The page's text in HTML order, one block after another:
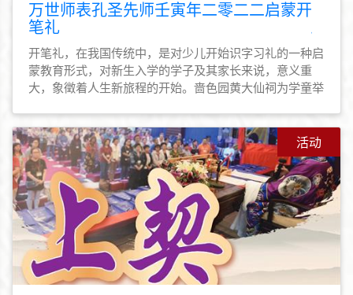
万世师表孔圣先师壬寅年二零二二启蒙开
笔礼
开笔礼，在我国传统中，是对少儿开始识字习礼的一种启
蒙教育形式，对新生入学的学子及其家长来说，意义重
大，象徵着人生新旅程的开始。啬色园黄大仙祠为学童举
理，为开学前做好心态上的准备。
活动